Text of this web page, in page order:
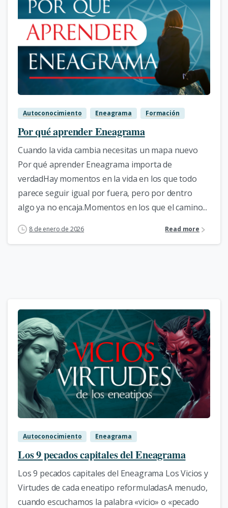
1
Autoconocimiento Eneagrama Formación
Por qué aprender Eneagrama
Cuando la vida cambia necesitas un mapa nuevo
Por qué aprender Eneagrama importa de
verdadHay momentos en la vida en los que todo
parece seguir igual por fuera, pero por dentro
algo ya no encaja.Momentos en los que el camino...
8 de enero de 2026 Read more
3
Autoconocimiento Eneagrama
Los 9 pecados capitales del Eneagrama
Los 9 pecados capitales del Eneagrama Los Vicios y
Virtudes de cada eneatipo reformuladasA menudo,
cuando escuchamos la palabra «vicio» o «pecado